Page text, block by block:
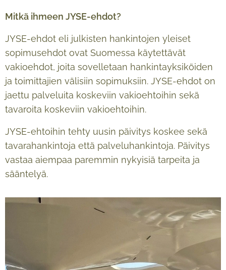
Mitkä ihmeen JYSE-ehdot?
JYSE-ehdot eli julkisten hankintojen yleiset
sopimusehdot ovat Suomessa käytettävät
vakioehdot, joita sovelletaan hankintayksiköiden
ja toimittajien välisiin sopimuksiin. JYSE-ehdot on
jaettu palveluita koskeviin vakioehtoihin sekä
tavaroita koskeviin vakioehtoihin.
JYSE-ehtoihin tehty uusin päivitys koskee sekä
tavarahankintoja että palveluhankintoja. Päivitys
vastaa aiempaa paremmin nykyisiä tarpeita ja
sääntelyä.